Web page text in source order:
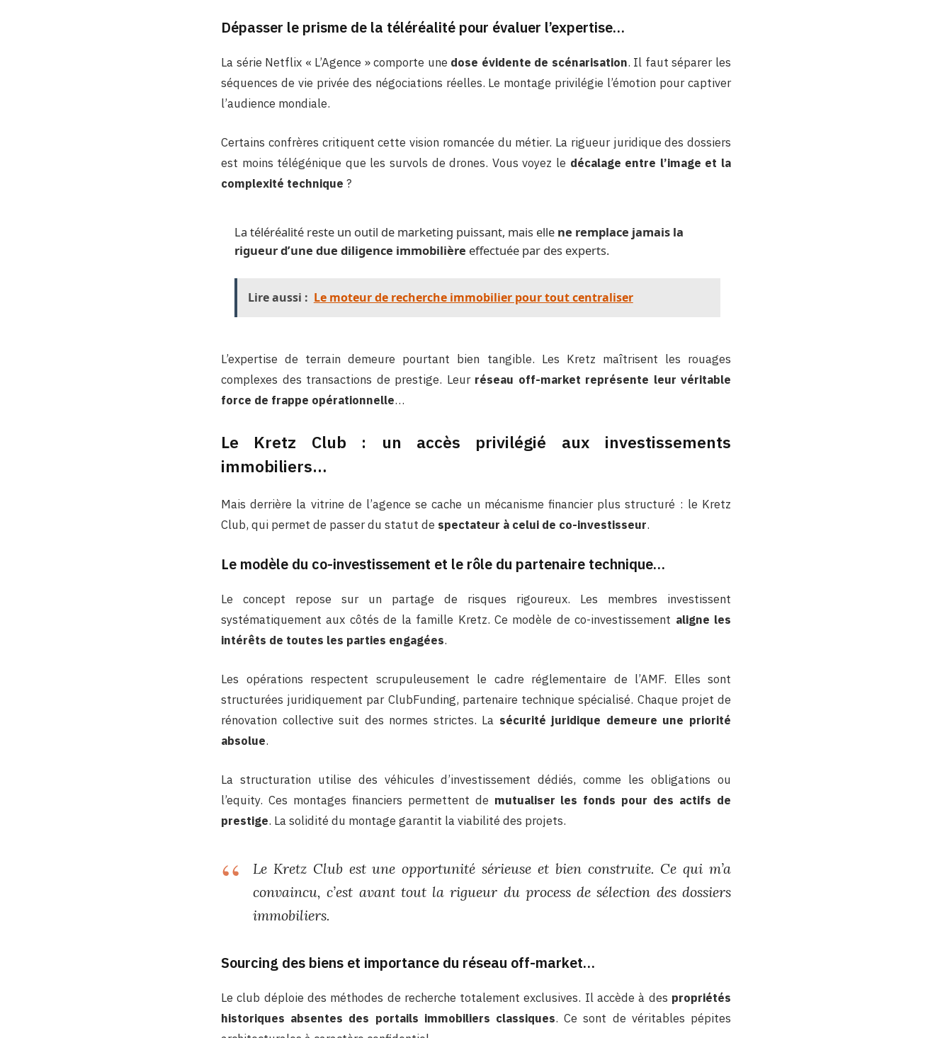
Dépasser le prisme de la téléréalité pour évaluer l’expertise…
La série Netflix « L’Agence » comporte une dose évidente de scénarisation. Il faut séparer les
séquences de vie privée des négociations réelles. Le montage privilégie l’émotion pour captiver
l’audience mondiale.
Certains confrères critiquent cette vision romancée du métier. La rigueur juridique des dossiers
est moins télégénique que les survols de drones. Vous voyez le décalage entre l’image et la
complexité technique ?
La téléréalité reste un outil de marketing puissant, mais elle ne remplace jamais la
rigueur d’une due diligence immobilière effectuée par des experts.
Lire aussi : Le moteur de recherche immobilier pour tout centraliser
L’expertise de terrain demeure pourtant bien tangible. Les Kretz maîtrisent les rouages
complexes des transactions de prestige. Leur réseau off-market représente leur véritable
force de frappe opérationnelle…
Le Kretz Club : un accès privilégié aux investissements
immobiliers…
Mais derrière la vitrine de l’agence se cache un mécanisme financier plus structuré : le Kretz
Club, qui permet de passer du statut de spectateur à celui de co-investisseur.
Le modèle du co-investissement et le rôle du partenaire technique…
Le concept repose sur un partage de risques rigoureux. Les membres investissent
systématiquement aux côtés de la famille Kretz. Ce modèle de co-investissement aligne les
intérêts de toutes les parties engagées.
Les opérations respectent scrupuleusement le cadre réglementaire de l’AMF. Elles sont
structurées juridiquement par ClubFunding, partenaire technique spécialisé. Chaque projet de
rénovation collective suit des normes strictes. La sécurité juridique demeure une priorité
absolue.
La structuration utilise des véhicules d’investissement dédiés, comme les obligations ou
l’equity. Ces montages financiers permettent de mutualiser les fonds pour des actifs de
prestige. La solidité du montage garantit la viabilité des projets.
Le Kretz Club est une opportunité sérieuse et bien construite. Ce qui m’a
convaincu, c’est avant tout la rigueur du process de sélection des dossiers
immobiliers.
Sourcing des biens et importance du réseau off-market…
Le club déploie des méthodes de recherche totalement exclusives. Il accède à des propriétés
historiques absentes des portails immobiliers classiques. Ce sont de véritables pépites